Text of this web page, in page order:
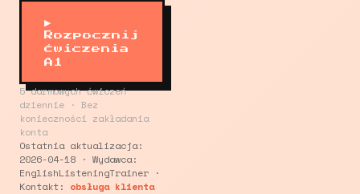
▶
Rozpocznij
ćwiczenia
A1
5 darmowych ćwiczeń
dziennie · Bez
konieczności zakładania
konta
Ostatnia aktualizacja:
2026-04-18 · Wydawca:
EnglishListeningTrainer ·
Kontakt: obsługa klienta